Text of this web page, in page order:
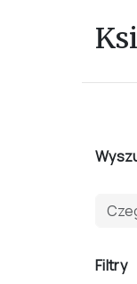
Filtry